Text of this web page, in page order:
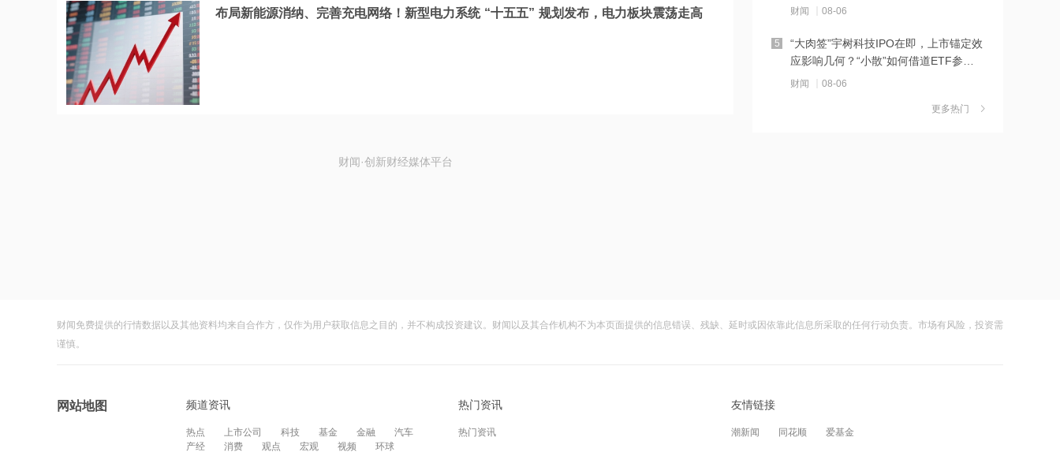
布局新能源消纳、完善充电网络！新型电力系统 “十五五” 规划发布，电力板块震荡走高
财闻·创新财经媒体平台
上半年盈利近亿+Token模式放量，机构
密集看多 迅策拉升涨近9%突破140港元
信息服务业务
财闻 08-06
“大肉签”宇树科技IPO在即，上市锚定效
应影响几何？“小散”如何借道ETF参
与？
财闻 08-06
5
茉莉奶白陷降薪罗生门，当事人称：公
大涨152%！哈啰、美团单车“好伙伴”登
10
更多热门
财闻免费提供的行情数据以及其他资料均来自合作方，仅作为用户获取信息之目的，并不构成投资建议。财闻以及其合作机构不为本页面提供的信息错误、残缺、延时或因依靠此信息所采取的任何行动负责。市场有风险，投资需
谨慎。
网站地图 频道资讯
热点 上市公司 科技 基金 金融
汽车
产经
消费 观点 宏观 视频 环球
热门资讯
热门资讯
友情链接
潮新闻 同花顺 爱基金